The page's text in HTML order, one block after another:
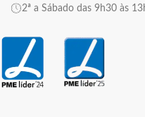
2ª a Sábado das 9h30 às